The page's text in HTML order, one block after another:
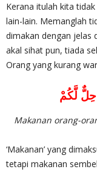
Kerana itulah kita
lain-lain. Memanglah
dimakan dengan jelas
akal sihat pun, tiada
Orang yang kurang
حِلٌّ لَّكُمْ
Makanan orang-
‘Makanan’ yang
tetapi makanan